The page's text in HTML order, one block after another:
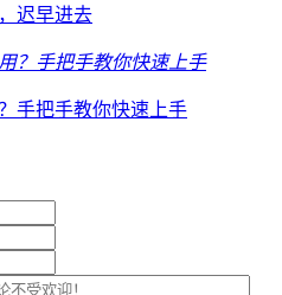
迟早进去
手把手教你快速上手